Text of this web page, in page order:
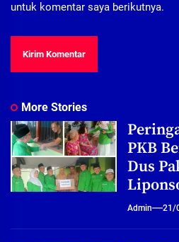
untuk komentar saya berikutnya.
More Stories
PKB
Dus
Admin 21/